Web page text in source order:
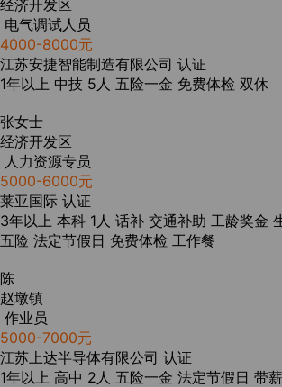
经济开发区
电气调试人员
4000-8000元
江苏安捷智能制造有限公司 认证
1年以上 中技 5人 五险一金 免费体检 双休
张女士
经济开发区
人力资源专员
5000-6000元
莱亚国际 认证
3年以上 本科 1人 话补 交通补助 工龄奖金
五险 法定节假日 免费体检 工作餐
陈
赵墩镇
作业员
5000-7000元
江苏上达半导体有限公司 认证
1年以上 高中 2人 五险一金 法定节假日 带